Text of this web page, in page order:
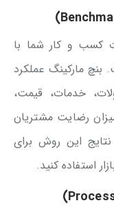
کسب و کار شما با
بنچ مارکینگ عملکرد
خدمات، قیمت،
رضایت مشتریان
نتایج این روش برای
استفاده کنید.